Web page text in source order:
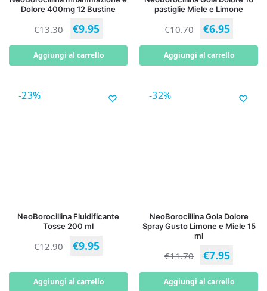
Dolore 400mg 12 Bustine
€13.30 €9.95
Aggiungi al carrello
pastiglie Miele e Limone
€10.70 €6.95
Aggiungi al carrello
-23%
NeoBorocillina Fluidificante
Tosse 200 ml
€12.90 €9.95
Aggiungi al carrello
-32%
NeoBorocillina Gola Dolore
Spray Gusto Limone e Miele 15
ml
€11.70 €7.95
Aggiungi al carrello